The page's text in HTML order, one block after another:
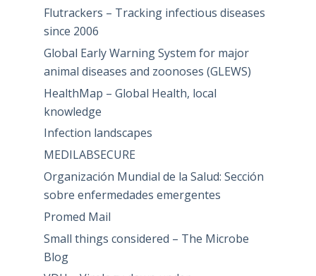
Flutrackers – Tracking infectious diseases
since 2006
Global Early Warning System for major
animal diseases and zoonoses (GLEWS)
HealthMap – Global Health, local
knowledge
Infection landscapes
MEDILABSECURE
Organización Mundial de la Salud: Sección
sobre enfermedades emergentes
Promed Mail
Small things considered – The Microbe
Blog